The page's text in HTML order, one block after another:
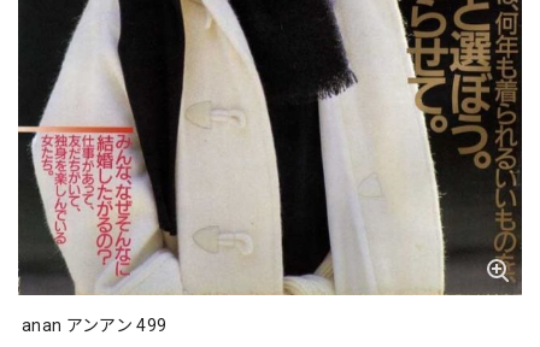
anan アンアン 499